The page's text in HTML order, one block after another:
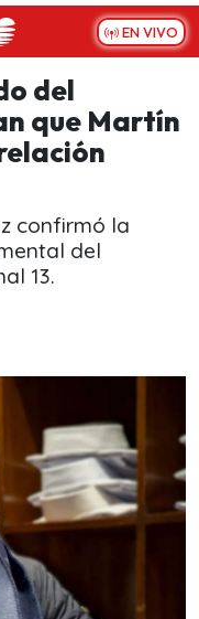
EN VIVO
del
que Martín
confirmó la
del
13.